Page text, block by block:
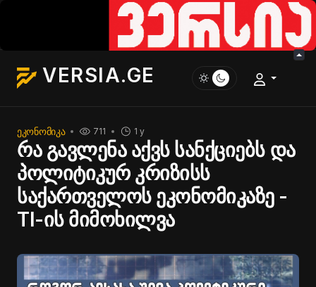
VERSIA.GE
ᲔᲙᲝᲜᲝᲛᲘᲙᲐ 1 y
711
რა გავლენა აქვს სანქციებს და
პოლიტიკურ კრიზისს
საქართველოს ეკონომიკაზე -
TI-ის მიმოხილვა